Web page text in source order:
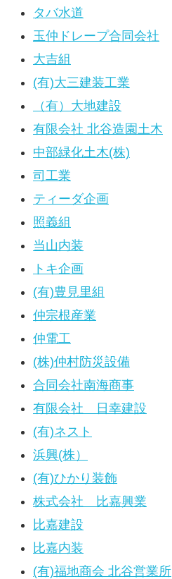
タバ水道
玉仲ドレープ合同会社
大吉組
(有)大三建装工業
（有）大地建設
有限会社 北谷造園土木
中部緑化土木(株)
司工業
ティーダ企画
照義組
当山内装
トキ企画
(有)豊見里組
仲宗根産業
仲電工
(株)仲村防災設備
合同会社南海商事
有限会社 日幸建設
(有)ネスト
浜興(株）
(有)ひかり装飾
株式会社 比嘉興業
比嘉建設
比嘉内装
(有)福地商会 北谷営業所